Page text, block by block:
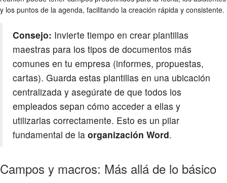
y los puntos de la agenda, facilitando la creación rápida y consistente.
Consejo: Invierte tiempo en crear plantillas
maestras para los tipos de documentos más
comunes en tu empresa (informes, propuestas,
cartas). Guarda estas plantillas en una ubicación
centralizada y asegúrate de que todos los
empleados sepan cómo acceder a ellas y
utilizarlas correctamente. Esto es un pilar
fundamental de la organización Word.
Campos y macros: Más allá de lo básico